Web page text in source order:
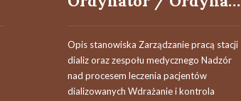
Opis stanowiska Zarządzanie pracą stacji
dializ oraz zespołu medycznego Nadzór
nad procesem leczenia pacjentów
dializowanych Wdrażanie i kontrola